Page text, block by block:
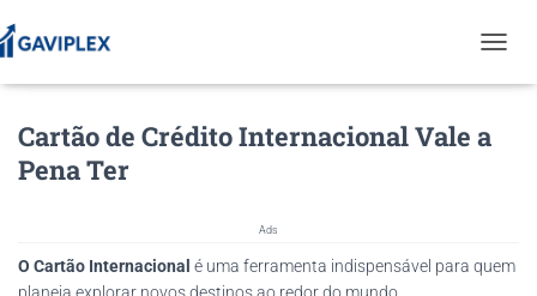
O
I
Cartão de Crédito Internacional Vale a
Pena Ter
Ads
O Cartão Internacional é uma ferramenta indispensável para quem